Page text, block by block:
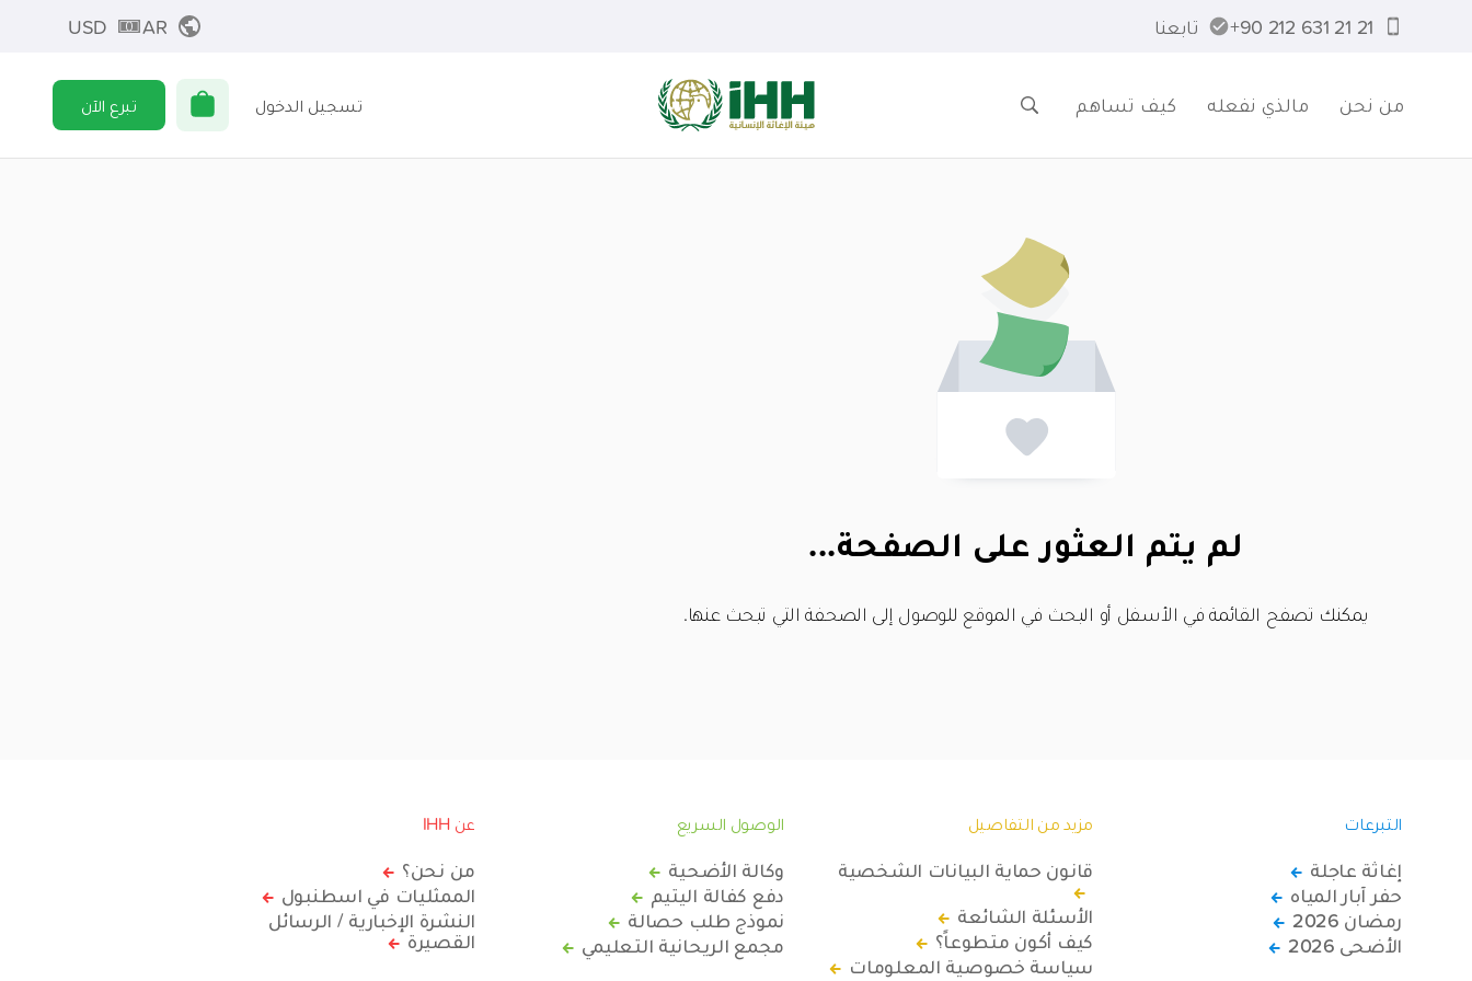
21 21 631 212 90+ تابعنا AR
USD
من نحن مالذي نفعله كيف تساهم تسجيل الدخول تبرع الآن
لم يتم العثور على الصفحة...
يمكنك تصفح القائمة في الأسفل أو البحث في الموقع للوصول إلى الصحفة التي تبحث عنها.
التبرعات
إغاثة عاجلة
حفر آبار المياه
رمضان 2026
الأضحى 2026
مزيد من التفاصيل
قانون حماية البيانات الشخصية
الأسئلة الشائعة
كيف أكون متطوعاً؟
سياسة خصوصية المعلومات
الوصول السريع
وكالة الأضحية
دفع كفالة اليتيم
نموذج طلب حصالة
مجمع الريحانية التعليمي
عن IHH
من نحن؟
الممثليات في اسطنبول
النشرة الإخبارية / الرسائل
القصيرة